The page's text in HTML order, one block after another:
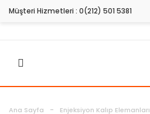
Müşteri Hizmetleri : 0(212) 501 5381
Ana Sayfa Enjeksiyon Kalıp Elemanları